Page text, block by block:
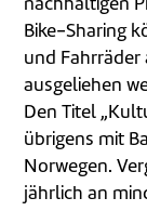
nachhaltigen
Bike-Sharing
und Fahrräder
ausgeliehen
Den Titel
übrigens mit
Norwegen.
jährlich an